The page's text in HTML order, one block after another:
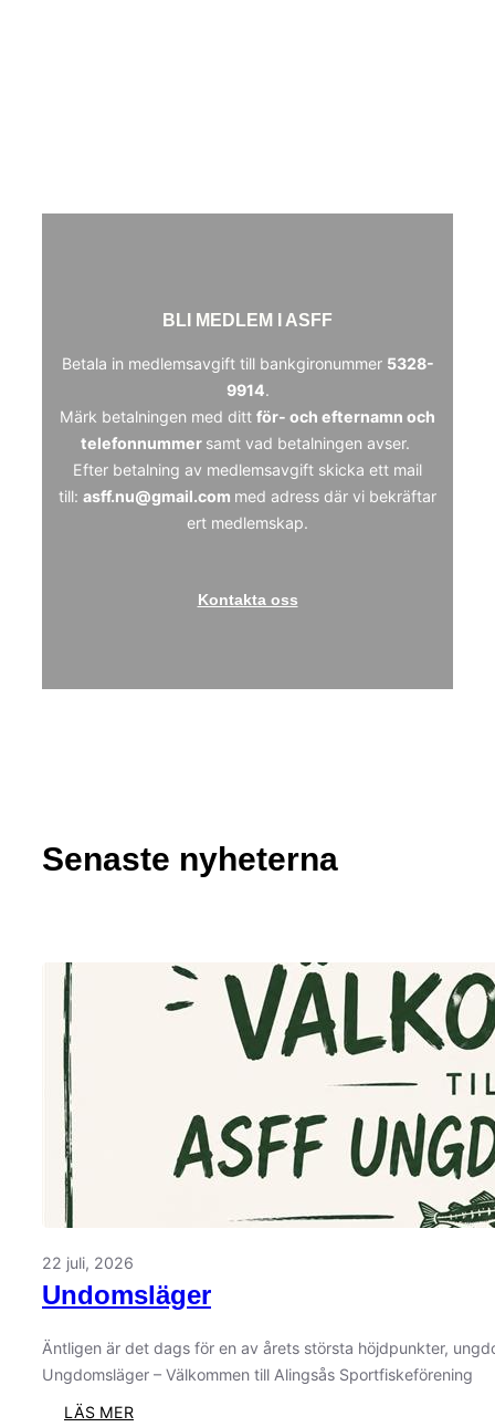
BLI MEDLEM I ASFF
Betala in medlemsavgift till bankgironummer 5328-
9914.
Märk betalningen med ditt för- och efternamn och
telefonnummer samt vad betalningen avser.
Efter betalning av medlemsavgift skicka ett mail
till: asff.nu@gmail.com med adress där vi bekräftar
ert medlemskap.
Kontakta oss
Senaste nyheterna
22 juli, 2026
Undomsläger
Äntligen är det dags för en av årets största höjdpunkter,
Ungdomsläger – Välkommen till Alingsås Sportfiskeförening
LÄS MER: